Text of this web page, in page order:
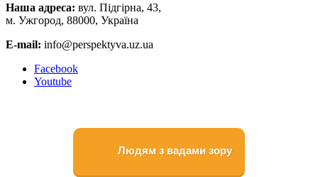
Наша адреса: вул. Підгірна, 43,
м. Ужгород, 88000, Україна
E-mail: info@perspektyva.uz.ua
Faceboоk
Youtube
Людям з вадами зору